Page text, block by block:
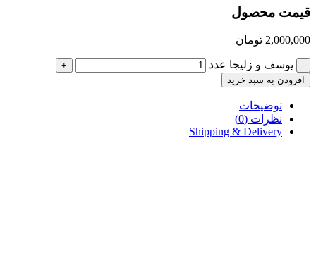
قیمت محصول
2,000,000 تومان
- یوسف و زلیجا عدد
+
افزودن به سبد خرید
توضیحات
نظرات (0)
Shipping & Delivery